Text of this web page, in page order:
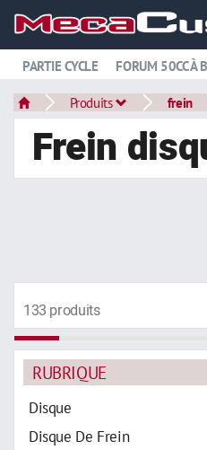
PARTIE CYCLE FORUM 50CC À
Produits frein
Frein
133 produits
RUBRIQUE
Disque
Disque De Frein